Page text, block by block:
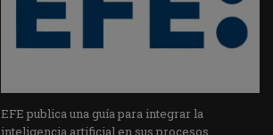
EFE publica una guía para integrar la
inteligencia artificial en sus procesos